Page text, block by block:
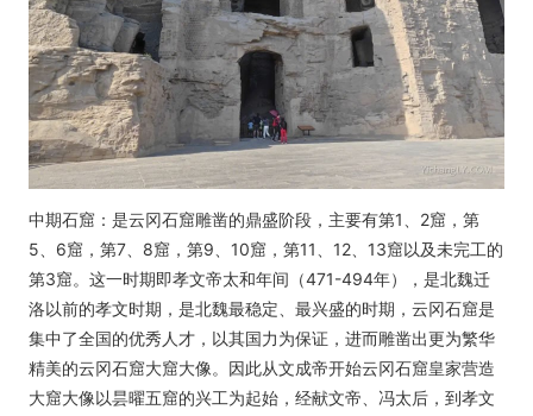
中期石窟：是云冈石窟雕凿的鼎盛阶段，主要有第1、2窟，第
5、6窟，第7、8窟，第9、10窟，第11、12、13窟以及未完工的
第3窟。这一时期即孝文帝太和年间（471-494年），是北魏迁
洛以前的孝文时期，是北魏最稳定、最兴盛的时期，云冈石窟是
集中了全国的优秀人才，以其国力为保证，进而雕凿出更为繁华
精美的云冈石窟大窟大像。因此从文成帝开始云冈石窟皇家营造
大窟大像以昙曜五窟的兴工为起始，经献文帝、冯太后，到孝文